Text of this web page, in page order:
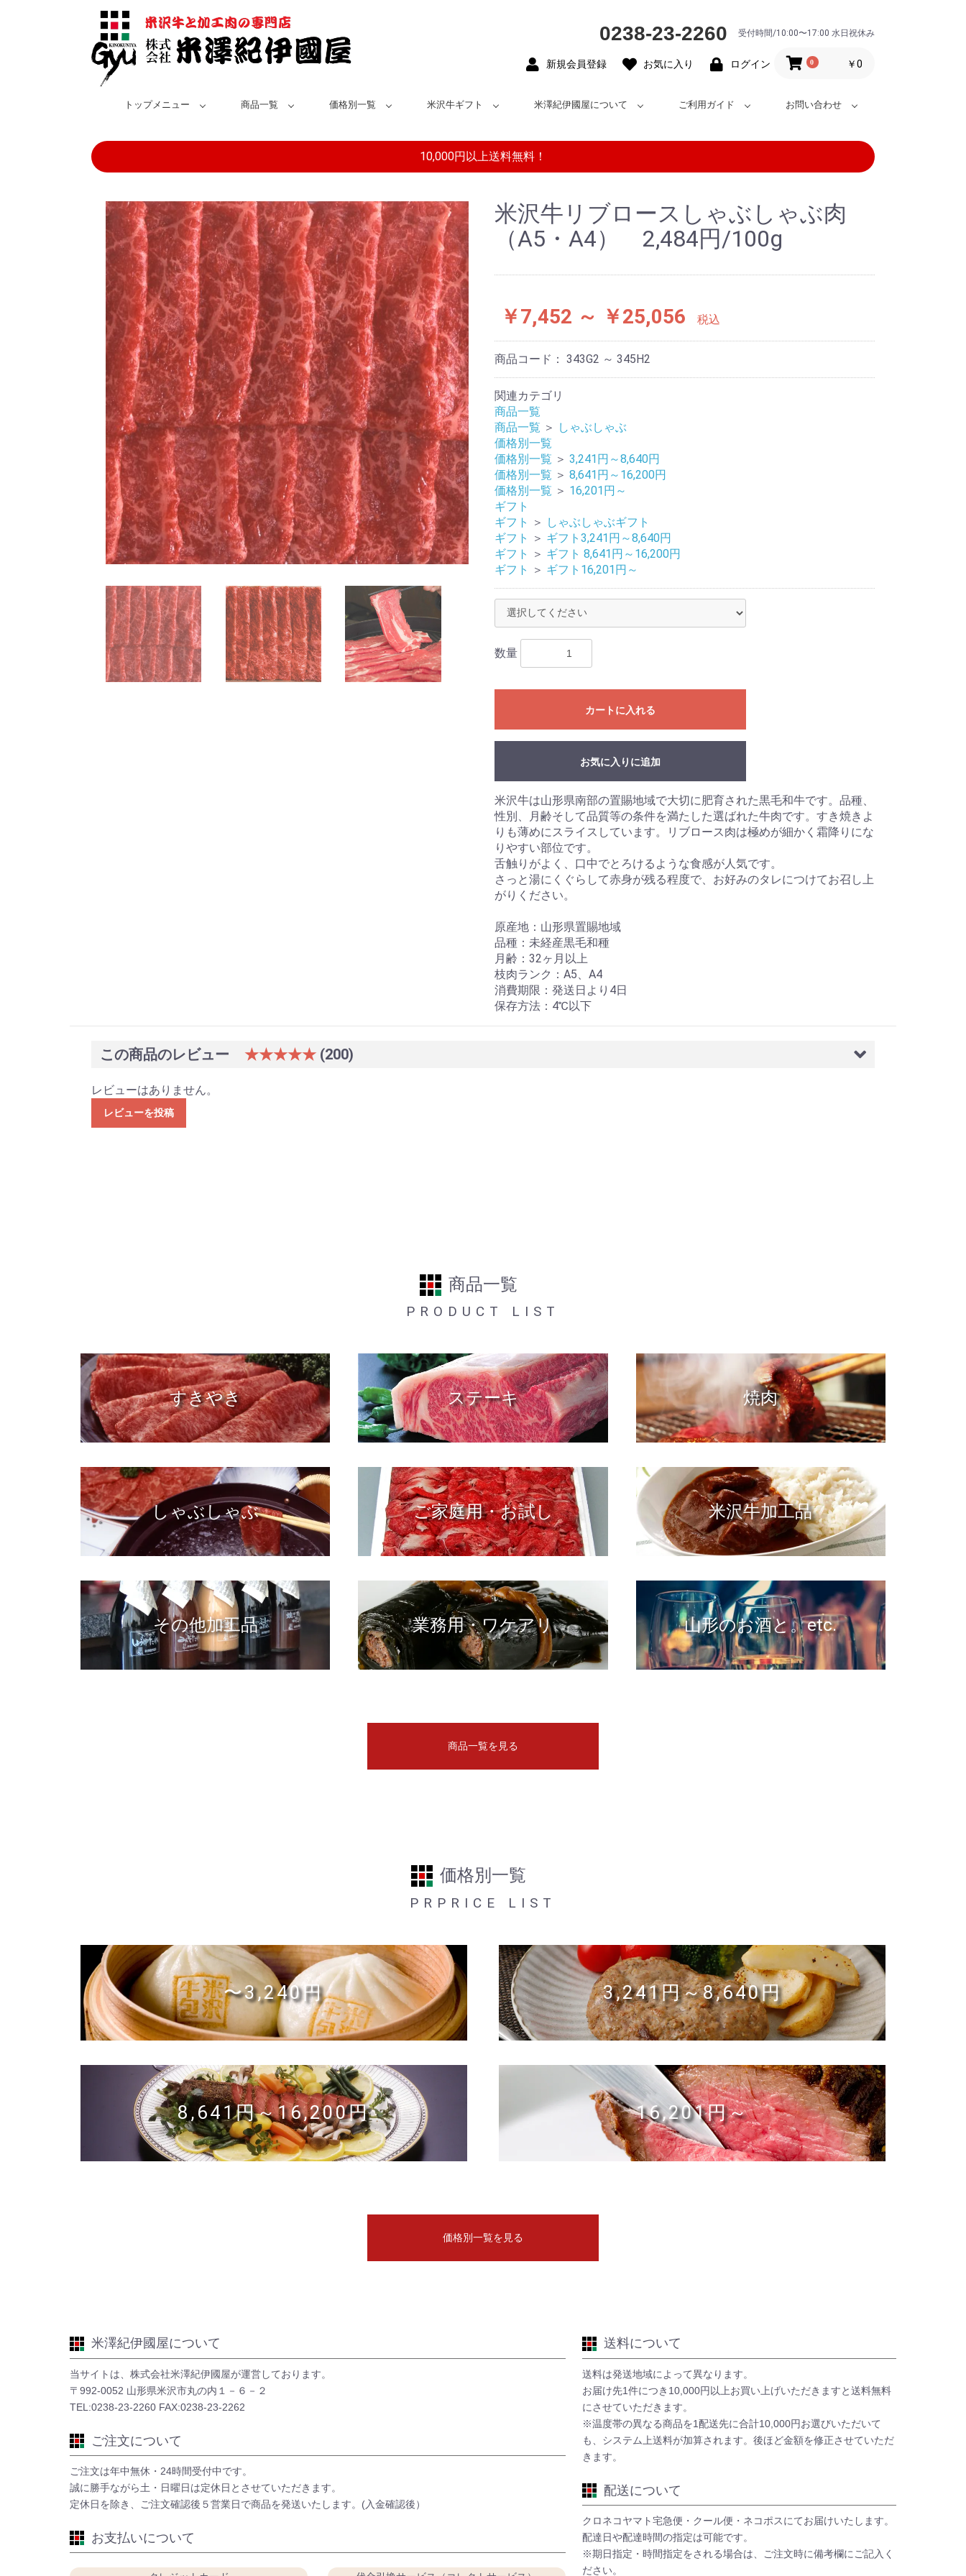
0238-23-2260 受付時間/10:00〜17:00 水日祝休み
新規会員登録 お気に入り ログイン 0 ￥0
トップメニュー 商品一覧 価格別一覧 米沢牛ギフト 米澤紀伊國屋について ご利用ガイド お問い合わせ
10,000円以上送料無料！
米沢牛リブロースしゃぶしゃぶ肉
（A5・A4） 2,484円/100g
￥7,452 ～ ￥25,056 税込
商品コード： 343G2 ～ 345H2
関連カテゴリ
商品一覧
商品一覧 ＞ しゃぶしゃぶ
価格別一覧
価格別一覧 ＞ 3,241円～8,640円
価格別一覧 ＞ 8,641円～16,200円
価格別一覧 ＞ 16,201円～
ギフト
ギフト
＞ しゃぶしゃぶギフト
ギフト
＞ ギフト3,241円～8,640円
ギフト
＞ ギフト 8,641円～16,200円
ギフト
＞ ギフト16,201円～
数量
カートに入れる
お気に入りに追加
米沢牛は山形県南部の置賜地域で大切に肥育された黒毛和牛です。品種、
性別、月齢そして品質等の条件を満たした選ばれた牛肉です。すき焼きよ
りも薄めにスライスしています。リブロース肉は極めが細かく霜降りにな
りやすい部位です。
舌触りがよく、口中でとろけるような食感が人気です。
さっと湯にくぐらして赤身が残る程度で、お好みのタレにつけてお召し上
がりください。
原産地：山形県置賜地域
品種：未経産黒毛和種
月齢：32ヶ月以上
枝肉ランク：A5、A4
消費期限：発送日より4日
保存方法：4℃以下
この商品のレビュー ★★★★★ (200)
レビューはありません。
レビューを投稿
商品一覧
PRODUCT LIST
すきやき ステーキ 焼肉
しゃぶしゃぶ ご家庭用・お試し 米沢牛加工品
その他加工品 業務用・ワケアリ 山形のお酒と。etc.
商品一覧を見る
価格別一覧
PRPRICE LIST
〜3,240円 3,241円～8,640円
8,641円～16,200円 16,201円～
価格別一覧を見る
米澤紀伊國屋について
当サイトは、株式会社米澤紀伊國屋が運営しております。
〒992-0052 山形県米沢市丸の内１－６－２
TEL:0238-23-2260 FAX:0238-23-2262
ご注文について
ご注文は年中無休・24時間受付中です。
誠に勝手ながら土・日曜日は定休日とさせていただきます。
定休日を除き、ご注文確認後５営業日で商品を発送いたします。(入金確認後）
お支払いについて
送料について
送料は発送地域によって異なります。
お届け先1件につき10,000円以上お買い上げいただきますと送料無料
にさせていただきます。
※温度帯の異なる商品を1配送先に合計10,000円お選びいただいて
も、システム上送料が加算されます。後ほど金額を修正させていただ
きます。
配送について
クロネコヤマト宅急便・クール便・ネコポスにてお届けいたします。
配達日や配達時間の指定は可能です。
※期日指定・時間指定をされる場合は、ご注文時に備考欄にご記入く
ださい。